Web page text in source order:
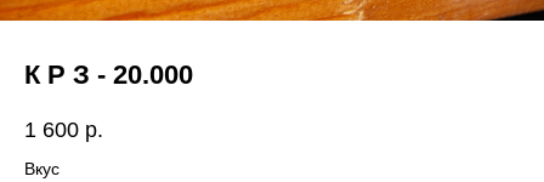
К Р З - 20.000
1 600 р.
Вкус